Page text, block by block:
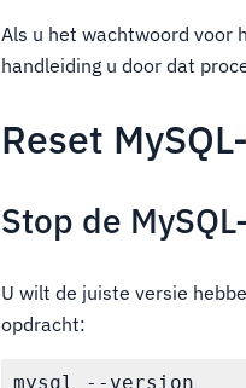
Als u het wachtwoord voor
handleiding u door dat
Reset
Stop de
U wilt de juiste versie
opdracht: